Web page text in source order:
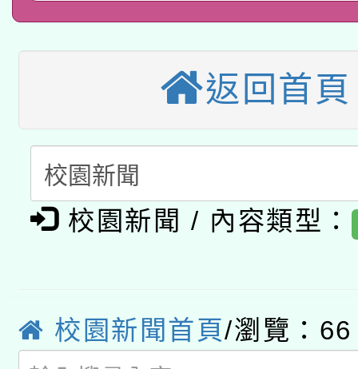
件」活動簡章
年度COVID-19疫苗接
接種對象擴大為「滿6
接種之民眾」措施，
月28日止
轉知經濟部水利署委託
用水績優單位及節水達
動」
115年8月22日(星期六
桃園市孔廟祈福系列
開 智慧啟航」
2026年桃園地景藝術
「2026桃園藝術巡演
關事宜
轉知教育部國民及學前
國立臺灣師範大學辦
業成長研習」實施計畫
函轉國家教育研究院中
師專業成長研習實施計
族語言臺北學習中心
轉知有關國立成功大學
返回首頁
校園新聞 / 內容類型：
校園新聞首頁/瀏覽：66